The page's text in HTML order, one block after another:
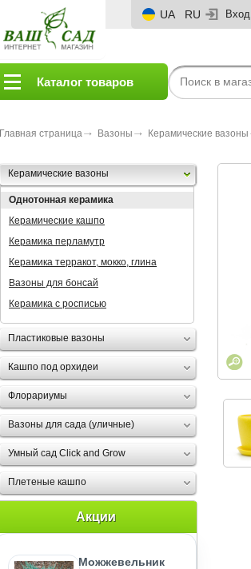
UA RU Вход
Каталог товаров
Главная страница Вазоны Керамические вазоны
Керамические вазоны
Однотонная керамика
Керамические кашпо
Керамика перламутр
Керамика терракот, мокко, глина
Вазоны для бонсай
Керамика с росписью
Пластиковые вазоны
Кашпо под орхидеи
Флорариумы
Вазоны для сада (уличные)
Умный сад Click and Grow
Плетеные кашпо
Акции
Можжевельник